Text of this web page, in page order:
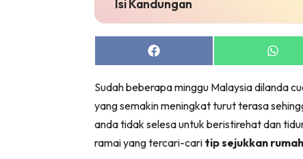
Isi Kandungan
Share
on
Share
on
Sudah beberapa minggu Malaysia dilanda
yang semakin meningkat turut terasa
anda tidak selesa untuk beristirehat dan
ramai yang tercari-cari tip sejukkan